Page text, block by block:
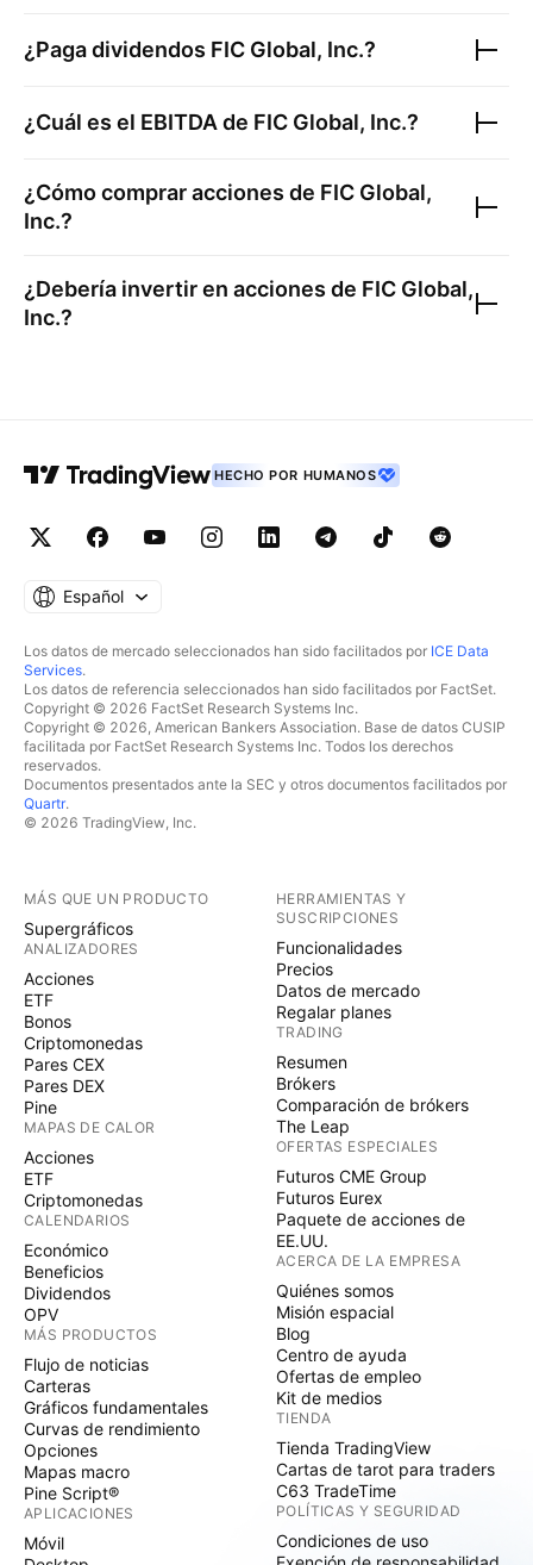
¿Paga dividendos FIC Global, Inc.?
¿Cuál es el EBITDA de FIC Global, Inc.?
¿Cómo comprar acciones de FIC Global,
Inc.?
¿Debería invertir en acciones de FIC Global,
Inc.?
HECHO POR HUMANOS
Español
Los datos de mercado seleccionados han sido facilitados por ICE Data
Services.
Los datos de referencia seleccionados han sido facilitados por FactSet.
Copyright © 2026 FactSet Research Systems Inc.
Copyright © 2026, American Bankers Association. Base de datos CUSIP
facilitada por FactSet Research Systems Inc. Todos los derechos
reservados.
Documentos presentados ante la SEC y otros documentos facilitados por
Quartr.
© 2026 TradingView, Inc.
MÁS QUE UN PRODUCTO
Supergráficos
ANALIZADORES
Acciones
ETF
Bonos
Criptomonedas
Pares CEX
Pares DEX
Pine
MAPAS DE CALOR
Acciones
ETF
Criptomonedas
CALENDARIOS
Económico
Beneficios
Dividendos
OPV
MÁS PRODUCTOS
Flujo de noticias
Carteras
Gráficos fundamentales
Curvas de rendimiento
Opciones
Mapas macro
Pine Script®
APLICACIONES
Móvil
HERRAMIENTAS Y
SUSCRIPCIONES
Funcionalidades
Precios
Datos de mercado
Regalar planes
TRADING
Resumen
Brókers
Comparación de brókers
The Leap
OFERTAS ESPECIALES
Futuros CME Group
Futuros Eurex
Paquete de acciones de
EE.UU.
ACERCA DE LA EMPRESA
Quiénes somos
Misión espacial
Blog
Centro de ayuda
Ofertas de empleo
Kit de medios
TIENDA
Tienda TradingView
Cartas de tarot para traders
C63 TradeTime
POLÍTICAS Y SEGURIDAD
Condiciones de uso